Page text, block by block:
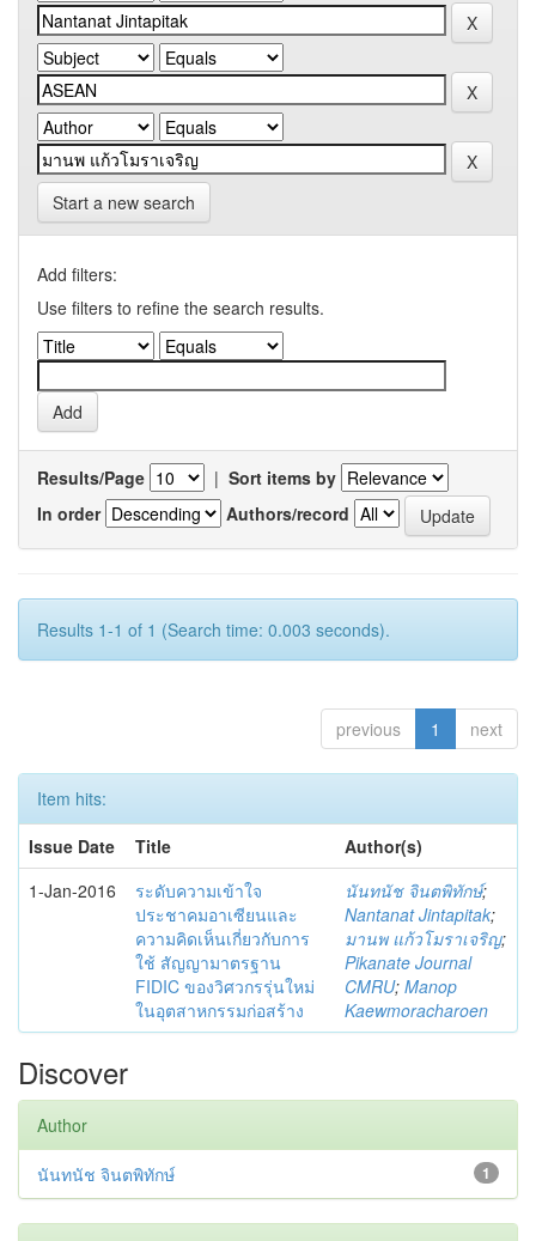
Start a new search
Add filters:
Use filters to refine the search results.
Results/Page | Sort items by
In order
Authors/record
Results 1-1 of 1 (Search time: 0.003 seconds).
previous 1 next
Item hits:
Issue Date
Title
Author(s)
1-Jan-2016
ระดับความเข้าใจ
ประชาคมอาเซียนและ
ความคิดเห็นเกี่ยวกับการ
ใช้ สัญญามาตรฐาน
FIDIC ของวิศวกรรุ่นใหม่
ในอุตสาหกรรมก่อสร้าง
นันทนัช จินตพิทักษ์;
Nantanat Jintapitak;
มานพ แก้วโมราเจริญ;
Pikanate Journal
CMRU; Manop
Kaewmoracharoen
Discover
Author
1
นันทนัช จินตพิทักษ์